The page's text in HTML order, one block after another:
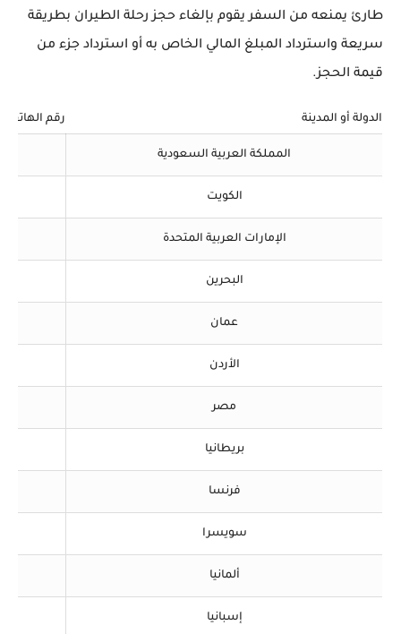
طارئ يمنعه من السفر يقوم بإلغاء حجز رحلة الطيران بطريقة
سريعة واسترداد المبلغ المالي الخاص به أو استرداد جزء من
قيمة الحجز.
الدولة أو المدينة رقم الهاتف
المملكة العربية السعودية
الكويت
الإمارات العربية المتحدة
البحرين
عمان
الأردن
مصر
بريطانيا
فرنسا
سويسرا
ألمانيا
إسبانيا